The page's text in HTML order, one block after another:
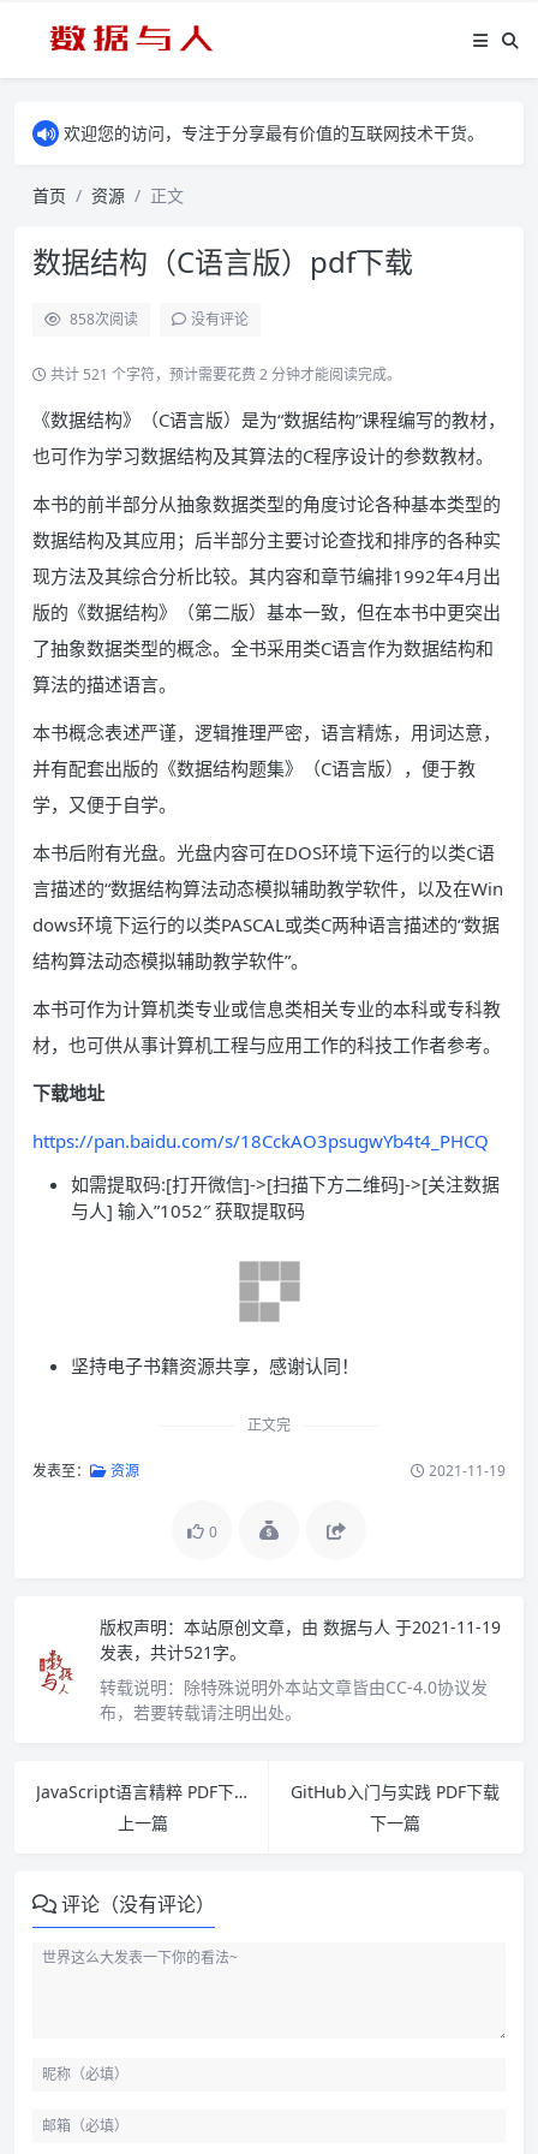
欢迎您的访问，专注于分享最有价值的互联网技术干货。
首页 资源 正文
数据结构（C语言版）pdf下载
858次阅读 没有评论
共计 521 个字符，预计需要花费 2 分钟才能阅读完成。
《数据结构》（C语言版）是为“数据结构”课程编写的教材，
也可作为学习数据结构及其算法的C程序设计的参数教材。
本书的前半部分从抽象数据类型的角度讨论各种基本类型的
数据结构及其应用；后半部分主要讨论查找和排序的各种实
现方法及其综合分析比较。其内容和章节编排1992年4月出
版的《数据结构》（第二版）基本一致，但在本书中更突出
了抽象数据类型的概念。全书采用类C语言作为数据结构和
算法的描述语言。
本书概念表述严谨，逻辑推理严密，语言精炼，用词达意，
并有配套出版的《数据结构题集》（C语言版），便于教
学，又便于自学。
本书后附有光盘。光盘内容可在DOS环境下运行的以类C语
言描述的“数据结构算法动态模拟辅助教学软件，以及在Win
dows环境下运行的以类PASCAL或类C两种语言描述的“数据
结构算法动态模拟辅助教学软件”。
本书可作为计算机类专业或信息类相关专业的本科或专科教
材，也可供从事计算机工程与应用工作的科技工作者参考。
下载地址
https://pan.baidu.com/s/18CckAO3psugwYb4t4_PHCQ
如需提取码:[打开微信]->[扫描下方二维码]->[关注数据
与人] 输入”1052″ 获取提取码
坚持电子书籍资源共享，感谢认同！
正文完
发表至： 资源 2021-11-19
0
版权声明： 本站原创文章，由 数据与人 于2021-11-19
发表，共计521字。
转载说明： 除特殊说明外本站文章皆由CC-4.0协议发
布，若要转载请注明出处。
JavaScript语言精粹 PDF下载
上一篇
GitHub入门与实践 PDF下载
下一篇
评论（没有评论）